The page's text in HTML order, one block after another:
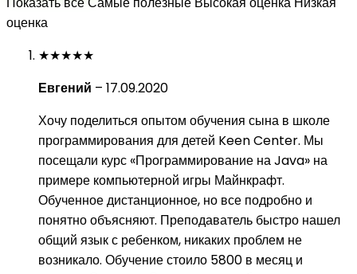
оценка
★★★★★
Евгений – 17.09.2020
Хочу поделиться опытом обучения сына в школе
программирования для детей Keen Center. Мы
посещали курс «Программирование на Java» на
примере компьютерной игры Майнкрафт.
Обученное дистанционное, но все подробно и
понятно объясняют. Преподаватель быстро нашел
общий язык с ребенком, никаких проблем не
возникало. Обучение стоило 5800 в месяц и